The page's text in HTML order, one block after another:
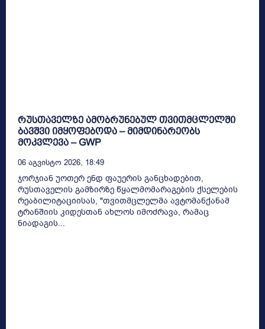
რუსთაველზე ამობრუნებულ თვითმცლელში
ბავშვი იმყოფებოდა – მიმდინარეობს
მოკვლევა – GWP
06 Აგვისტო 2026, 18:49
ჯორჯიან უოთერ ენდ ფაუერის განცხადებით,
რუსთაველის გამზირზე წყალმომარაგების ქსელების
რეაბილიტაციისას, "თვითმცლელმა ავტომანქანამ
ტრანშიის კიდესთან ახლოს იმოძრავა, რამაც
ნიადაგის...